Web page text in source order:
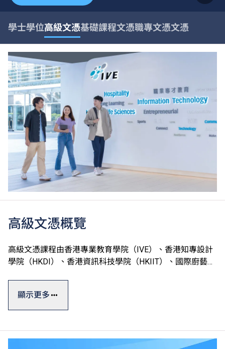
學士學位高級文憑基礎課程文憑職專文憑文憑
高級文憑概覽
高級文憑課程由香港專業教育學院（IVE）、香港知專設計
學院（HKDI）、香港資訊科技學院（HKIIT）、國際廚藝學
高級文憑一般修讀期為兩年，課程理論與實踐並重，能配合
相關專業領域的實戰經驗，以緊貼人力市場需求。
顯示更多